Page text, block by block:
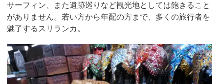
サーフィン、また遺跡巡りなど観光地としては飽きること
がありません。若い方から年配の方まで、多くの旅行者を
魅了するスリランカ。